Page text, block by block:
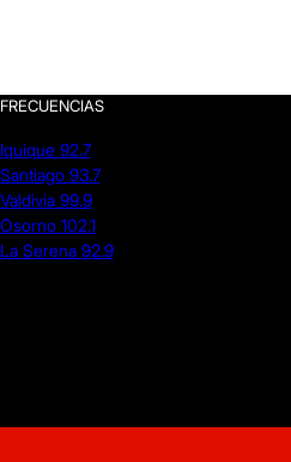
FRECUENCIAS
Iquique 92.7
Santiago 93.7
Valdivia 99.9
Osorno 102.1
La Serena 92.9